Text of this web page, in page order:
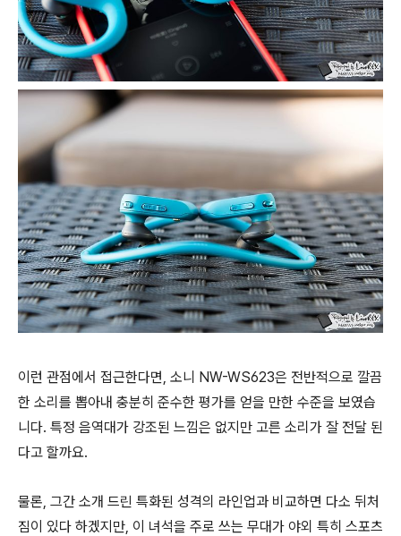
이런 관점에서 접근한다면, 소니 NW-WS623은 전반적으로 깔끔
한 소리를 뽑아내 충분히 준수한 평가를 얻을 만한 수준을 보였습
니다. 특정 음역대가 강조된 느낌은 없지만 고른 소리가 잘 전달 된
다고 할까요.
물론, 그간 소개 드린 특화된 성격의 라인업과 비교하면 다소 뒤처
짐이 있다 하겠지만, 이 녀석을 주로 쓰는 무대가 야외 특히 스포츠